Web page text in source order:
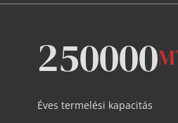
250000
Éves termelési kapacitás